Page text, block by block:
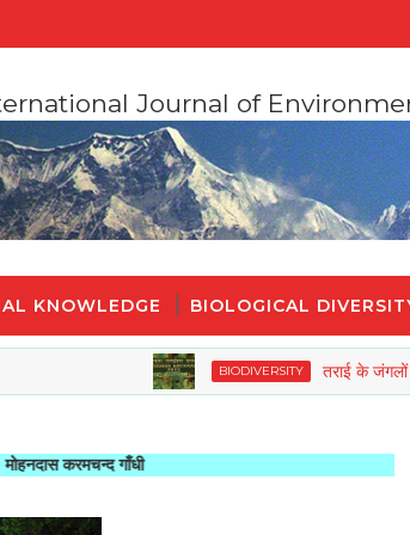
Journal of
KNOWLEDGE BIOLOGICAL
BIODIVERSITY तराई के जंगलों की
गाँधी